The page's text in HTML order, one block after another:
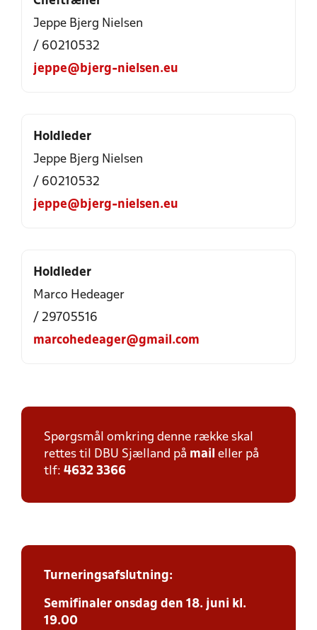
Jeppe Bjerg Nielsen
/ 60210532
jeppe@bjerg-nielsen.eu
Holdleder
Jeppe Bjerg Nielsen
/ 60210532
jeppe@bjerg-nielsen.eu
Holdleder
Marco Hedeager
/ 29705516
marcohedeager@gmail.com
Spørgsmål omkring denne række skal
rettes til DBU Sjælland på mail eller på
tlf: 4632 3366
Turneringsafslutning:
Semifinaler onsdag den 18. juni kl.
19.00